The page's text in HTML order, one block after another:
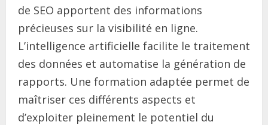
de SEO apportent des informations
précieuses sur la visibilité en ligne.
L’intelligence artificielle facilite le traitement
des données et automatise la génération de
rapports. Une formation adaptée permet de
maîtriser ces différents aspects et
d’exploiter pleinement le potentiel du